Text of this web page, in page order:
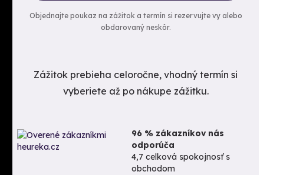
Objednajte poukaz na zážitok a termín si rezervujte vy alebo
obdarovaný neskôr.
Zážitok prebieha celoročne, vhodný termín si
vyberiete až po nákupe zážitku.
96 % zákazníkov nás
odporúča
4,7 celková spokojnosť s
obchodom